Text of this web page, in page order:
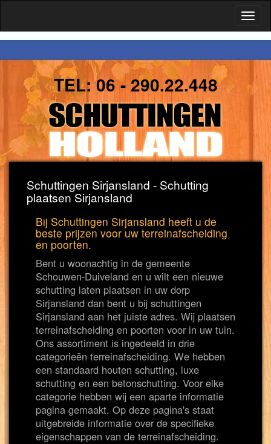
TEL:06 - 290.22.448
Schuttingen Sirjansland - Schutting
plaatsen Sirjansland
Bij Schuttingen Sirjansland heeft u de
beste prijzen voor uw terreinafscheiding
en poorten.
Bent u woonachtig in de gemeente
Schouwen-Duiveland en u wilt een nieuwe
schutting laten plaatsen in uw dorp
Sirjansland dan bent u bij schuttingen
Sirjansland aan het juiste adres. Wij plaatsen
terreinafscheiding en poorten voor in uw tuin.
Ons assortiment is ingedeeld in drie
categorieën terreinafscheiding. We hebben
een standaard houten schutting, luxe
schutting en een betonschutting. Voor elke
categorie hebben wij een aparte informatie
pagina gemaakt. Op deze pagina's staat
uitgebreide informatie over de specifieke
eigenschappen van de terreinafscheiding.